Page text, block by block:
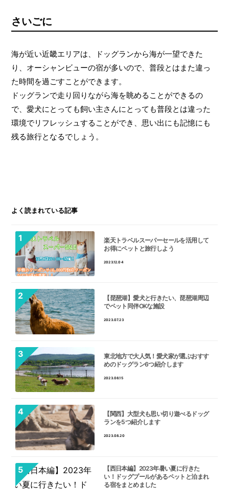
さいごに
海が近い近畿エリアは、ドッグランから海が一望できた
り、オーシャンビューの宿が多いので、普段とはまた違っ
た時間を過ごすことができます。
ドッグランで走り回りながら海を眺めることができるの
で、愛犬にとっても飼い主さんにとっても普段とは違った
環境でリフレッシュすることができ、思い出にも記憶にも
残る旅行となるでしょう。
よく読まれている記事
楽天トラベルスーパーセールを活用して
お得にペットと旅行しよう
2023.12.04
【琵琶湖】愛犬と行きたい、琵琶湖周辺
でペット同伴OKな施設
2023.07.23
東北地方で大人気！愛犬家が選ぶおすす
めのドッグラン6つ紹介します
2023.08.15
【関西】大型犬も思い切り遊べるドッグ
ランを5つ紹介します
2023.08.20
【西日本編】2023年暑い夏に行きた
い！ドッグプールがあるペットと泊まれ
る宿をまとめました